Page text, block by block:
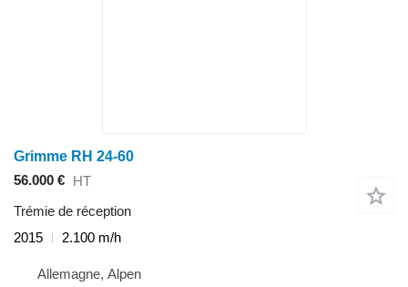
Grimme RH 24-60
56.000 € HT
Trémie de réception
2015
2.100 m/h
Allemagne, Alpen